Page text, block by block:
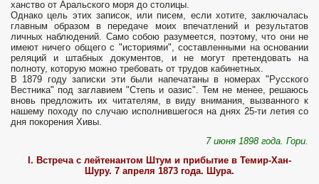
ханство от Аральского моря до столицы.
Однако цель этих записок, или писем, если хотите, заключалась
главным образом в передаче моих впечатлений и результатов
личных наблюдений. Само собою разумеется, поэтому, что они не
имеют ничего общего с "историями", составленными на основании
реляций и штабных документов, и не могут претендовать на
полноту, которую можно требовать от трудов кабинетных.
В 1879 году записки эти были напечатаны в номерах "Русского
Вестника" под заглавием "Степь и оазис". Тем не менее, решаюсь
вновь предложить их читателям, в виду внимания, вызванного к
нашему походу по случаю исполнившегося на днях 25-ти летия со
дня покорения Хивы.
7 июня 1898 года. Гори.
I. Встреча с лейтенантом Штум и прибытие в Темир-Хан-
Шуру. 7 апреля 1873 года. Шура.